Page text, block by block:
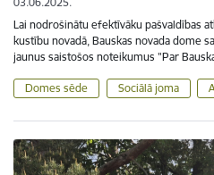
Lai nodrošinātu efektīvāku pašvaldības
kustību novadā, Bauskas novada dome
jaunus saistošos noteikumus "Par
Domes sēde Sociālā joma